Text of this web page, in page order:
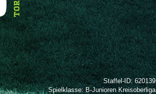
Staffel-ID: 620139
Spielklasse: B-Junioren Kreisoberliga